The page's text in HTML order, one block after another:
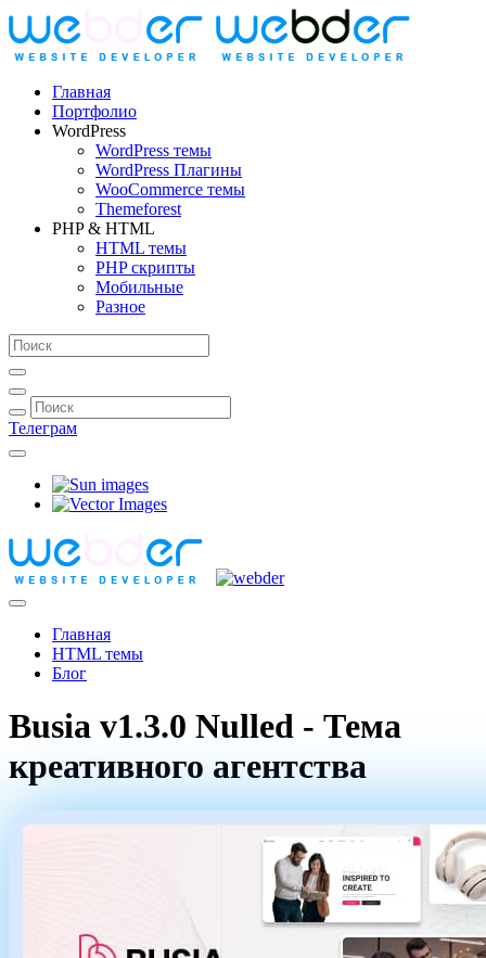
Главная
Портфолио
WordPress
WordPress темы
WordPress Плагины
WooCommerce темы
Themeforest
PHP & HTML
HTML темы
PHP скрипты
Мобильные
Разное
Телеграм
Главная
HTML темы
Блог
Busia v1.3.0 Nulled - Тема
креативного агентства